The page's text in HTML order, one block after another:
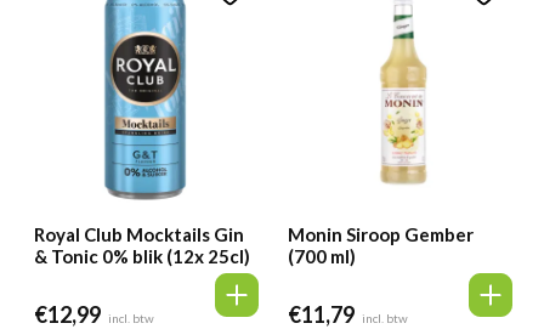
Royal Club Mocktails Gin
& Tonic 0% blik (12x 25cl)
€12,99 incl. btw
Monin Siroop Gember
(700 ml)
€11,79 incl. btw